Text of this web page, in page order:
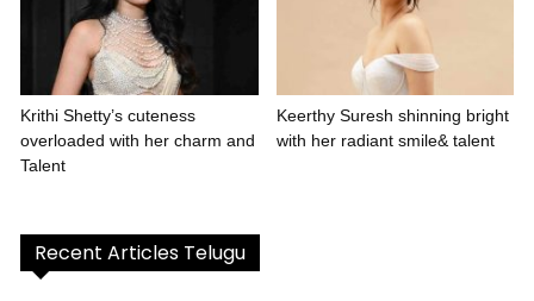
Krithi Shetty’s cuteness
overloaded with her charm and
Talent
Keerthy Suresh shinning bright
with her radiant smile& talent
Recent Articles Telugu